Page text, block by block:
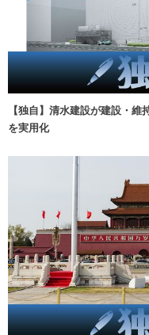
【独自】清水建設が建設・
を実用化